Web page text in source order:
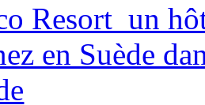
Resort un
en Suède